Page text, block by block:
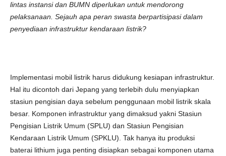
lintas instansi dan BUMN diperlukan untuk mendorong
pelaksanaan. Sejauh apa peran swasta berpartisipasi dalam
penyediaan infrastruktur kendaraan listrik?
Implementasi mobil listrik harus didukung kesiapan infrastruktur.
Hal itu dicontoh dari Jepang yang terlebih dulu menyiapkan
stasiun pengisian daya sebelum penggunaan mobil listrik skala
besar. Komponen infrastruktur yang dimaksud yakni Stasiun
Pengisian Listrik Umum (SPLU) dan Stasiun Pengisian
Kendaraan Listrik Umum (SPKLU). Tak hanya itu produksi
baterai lithium juga penting disiapkan sebagai komponen utama